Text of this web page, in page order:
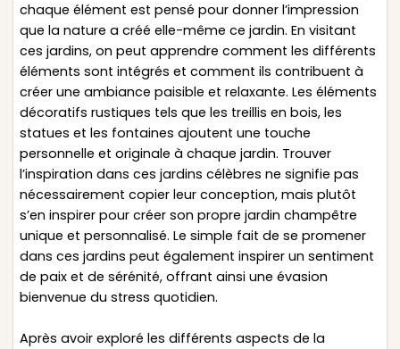
chaque élément est pensé pour donner l’impression
que la nature a créé elle-même ce jardin. En visitant
ces jardins, on peut apprendre comment les différents
éléments sont intégrés et comment ils contribuent à
créer une ambiance paisible et relaxante. Les éléments
décoratifs rustiques tels que les treillis en bois, les
statues et les fontaines ajoutent une touche
personnelle et originale à chaque jardin. Trouver
l’inspiration dans ces jardins célèbres ne signifie pas
nécessairement copier leur conception, mais plutôt
s’en inspirer pour créer son propre jardin champêtre
unique et personnalisé. Le simple fait de se promener
dans ces jardins peut également inspirer un sentiment
de paix et de sérénité, offrant ainsi une évasion
bienvenue du stress quotidien.
Après avoir exploré les différents aspects de la